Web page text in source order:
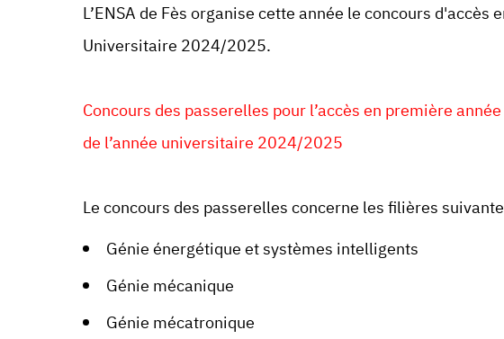
L’ENSA de Fès organise cette année le concours d'accès
Universitaire 2024/2025.
Concours des passerelles pour l’accès en première
de l’année universitaire 2024/2025
Le concours des passerelles concerne les filières
Génie énergétique et systèmes intelligents
Génie mécanique
Génie mécatronique